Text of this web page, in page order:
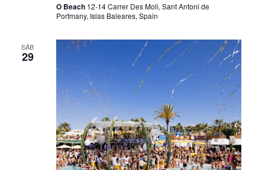
O Beach 12-14 Carrer Des Moli, Sant Antoni de
Portmany, Islas Baleares, Spain
SÁB
29